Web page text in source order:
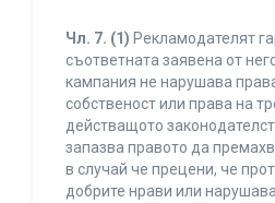
Чл. 7. (1) Рекламодателят
съответната заявена от
кампания не нарушава
собственост или права на
действащото
запазва правото да
в случай че прецени, че
добрите нрави или